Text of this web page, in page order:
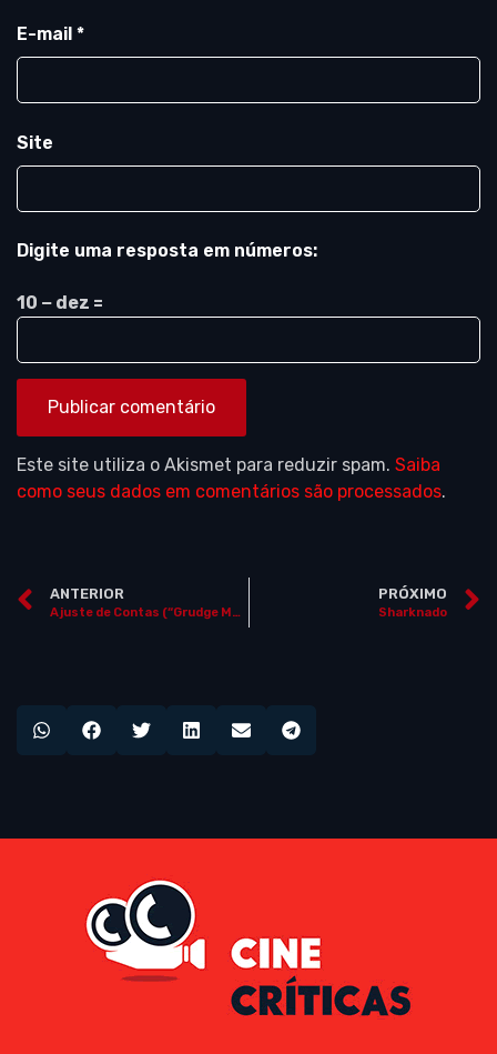
E-mail *
Site
Digite uma resposta em números:
10 − dez =
Este site utiliza o Akismet para reduzir spam. Saiba
como seus dados em comentários são processados.
ANTERIOR
Ajuste de Contas (“Grudge Match”)
PRÓXIMO
Sharknado